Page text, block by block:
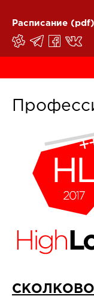
Расписание (pdf)
СКОЛКОВО